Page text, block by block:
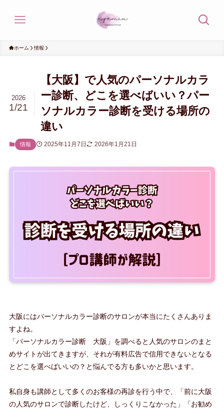
ホーム 情報
【大阪】で人気のパーソナルカラ
ー診断、どこを選べばいい？パー
ソナルカラー診断を受ける場所の
違い
2026
1/21
情報 2025年11月7日 2026年1月21日
大阪にはパーソナルカラー診断のサロンが本当にたくさんありま
すよね。
「パーソナルカラー診断 大阪」を調べると人気のサロンのまと
めサイトが出てきますが、それが有料広告で信用できないとなる
とどこを選べばいいの？と悩んでる方も多いかと思います。
私自身も講師として多くのお客様の再診を行う中で、「前に大阪
の人気のサロンで診断したけど、しっくりこなかった」「お勧め